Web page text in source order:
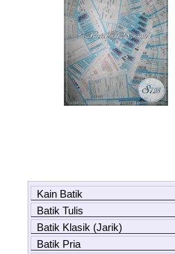
Kain Batik
Batik Tulis
Batik Klasik (Jarik)
Batik Pria